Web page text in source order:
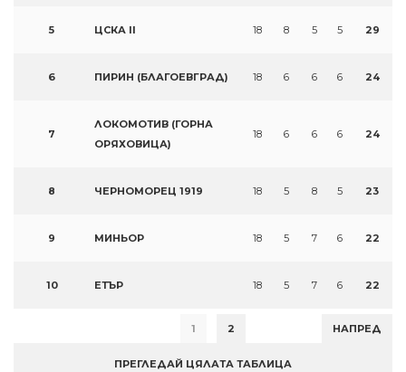
5 ЦСКА II 18 8 5 5 29
6 ПИРИН (БЛАГОЕВГРАД) 18 6 6 6 24
7
ЛОКОМОТИВ (ГОРНА
ОРЯХОВИЦА)
18 6 6 6 24
8 ЧЕРНОМОРЕЦ 1919 18 5 8 5 23
9 МИНЬОР 18 5 7 6 22
10 ЕТЪР 18 5 7 6 22
1 2 НАПРЕД
ПРЕГЛЕДАЙ ЦЯЛАТА ТАБЛИЦА